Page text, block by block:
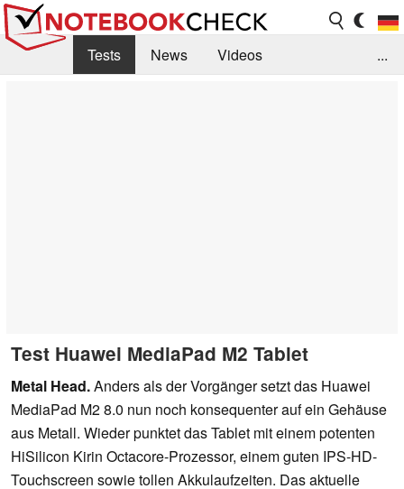
Tests News
Videos
...
Test Huawei MediaPad M2 Tablet
Metal Head.Anders als der Vorgänger setzt das Huawei
MediaPad M2 8.0 nun noch konsequenter auf ein Gehäuse
aus Metall. Wieder punktet das Tablet mit einem potenten
HiSilicon Kirin Octacore-Prozessor, einem guten IPS-HD-
Touchscreen sowie tollen Akkulaufzeiten. Das aktuelle